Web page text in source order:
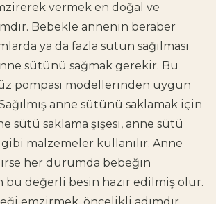
vermek en doğal ve
Bebekle annenin beraber
ya da fazla sütün sağılması
sütünü sağmak gerekir. Bu
pompası modellerinden uygun
anne sütünü saklamak için
sütü saklama şişesi, anne sütü
malzemeler kullanılır. Anne
her durumda bebeğin
bu değerli besin hazır edilmiş olur.